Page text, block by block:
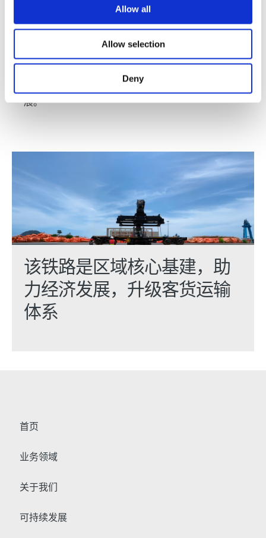
Allow all
Allow selection
Deny
培训等在地化项目，以实际行动推动当地可持续发
展。
该铁路是区域核心基建，助
力经济发展，升级客货运输
体系
首页
业务领域
关于我们
可持续发展